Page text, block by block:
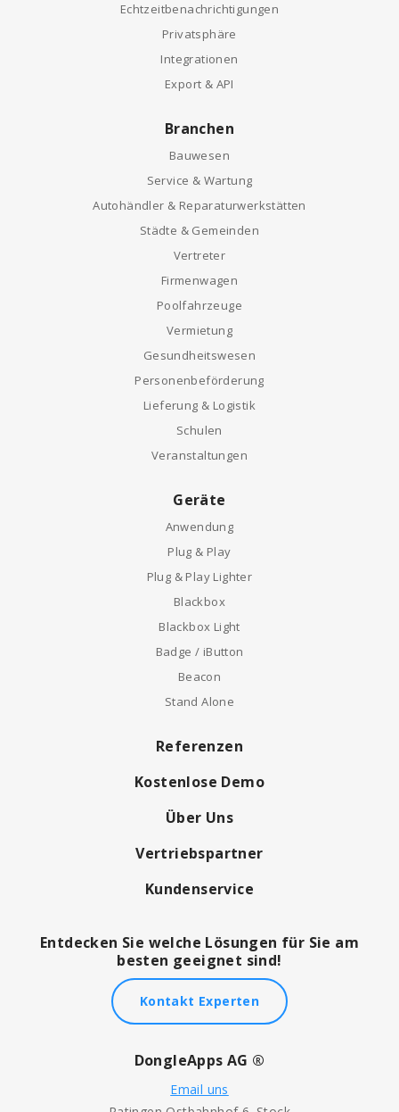
Echtzeitbenachrichtigungen
Privatsphäre
Integrationen
Export & API
Branchen
Bauwesen
Service & Wartung
Autohändler & Reparaturwerkstätten
Städte & Gemeinden
Vertreter
Firmenwagen
Poolfahrzeuge
Vermietung
Gesundheitswesen
Personenbeförderung
Lieferung & Logistik
Schulen
Veranstaltungen
Geräte
Anwendung
Plug & Play
Plug & Play Lighter
Blackbox
Blackbox Light
Badge / iButton
Beacon
Stand Alone
Referenzen
Kostenlose Demo
Über Uns
Vertriebspartner
Kundenservice
Entdecken Sie welche Lösungen für Sie am
besten geeignet sind!
Kontakt Experten
DongleApps AG ®
Email uns